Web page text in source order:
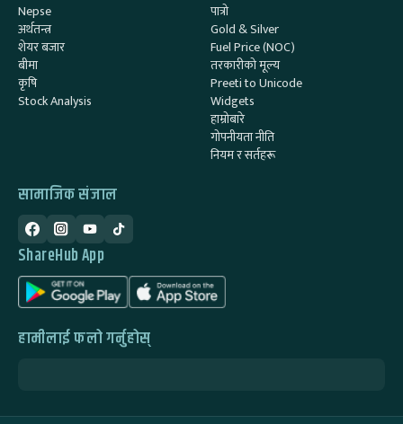
Nepse
अर्थतन्त्र
शेयर बजार
बीमा
कृषि
Stock Analysis
पात्रो
Gold & Silver
Fuel Price (NOC)
तरकारीको मूल्य
Preeti to Unicode
Widgets
हाम्रोबारे
गोपनीयता नीति
नियम र सर्तहरू
सामाजिक संजाल
ShareHub App
हामीलाई फलो गर्नुहोस्